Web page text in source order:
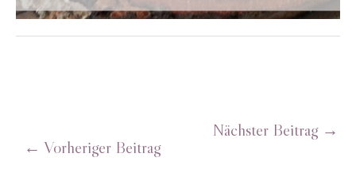
← Vorheriger Beitrag
Nächster Beitrag →